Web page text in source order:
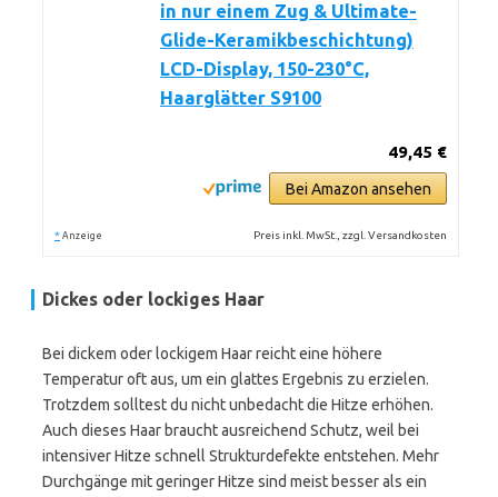
in nur einem Zug & Ultimate-
Glide-Keramikbeschichtung)
LCD-Display, 150-230°C,
Haarglätter S9100
49,45 €
Bei Amazon ansehen
* Anzeige Preis inkl. MwSt., zzgl. Versandkosten
Dickes oder lockiges Haar
Bei dickem oder lockigem Haar reicht eine höhere
Temperatur oft aus, um ein glattes Ergebnis zu erzielen.
Trotzdem solltest du nicht unbedacht die Hitze erhöhen.
Auch dieses Haar braucht ausreichend Schutz, weil bei
intensiver Hitze schnell Strukturdefekte entstehen. Mehr
Durchgänge mit geringer Hitze sind meist besser als ein